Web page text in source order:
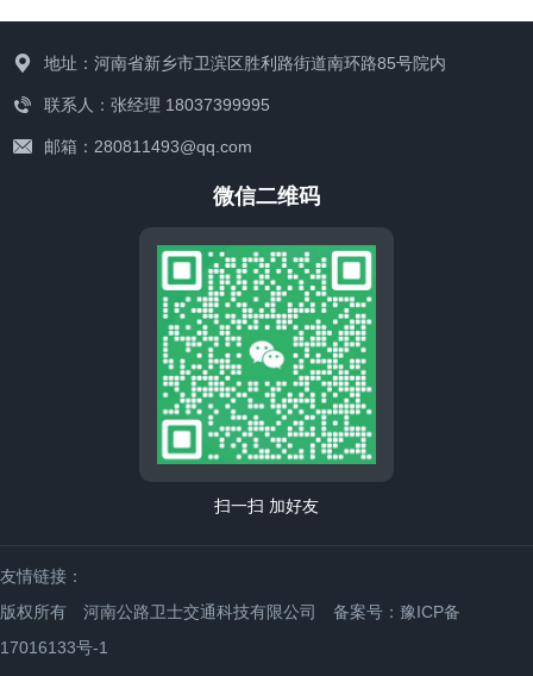
地址：河南省新乡市卫滨区胜利路街道南环路85号院内
联系人：张经理 18037399995
邮箱：280811493@qq.com
微信二维码
扫一扫 加好友
友情链接：
版权所有 河南公路卫士交通科技有限公司 备案号：豫ICP备
17016133号-1